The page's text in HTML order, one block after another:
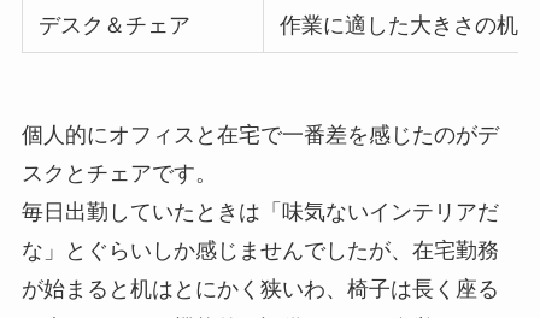
デスク＆チェア 作業に適した大きさの机
個人的にオフィスと在宅で一番差を感じたのがデ
スクとチェアです。
毎日出勤していたときは「味気ないインテリアだ
な」とぐらいしか感じませんでしたが、在宅勤務
が始まると机はとにかく狭いわ、椅子は長く座る